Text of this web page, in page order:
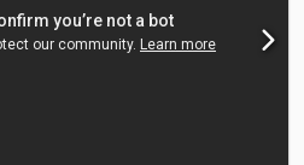
meer informatie.